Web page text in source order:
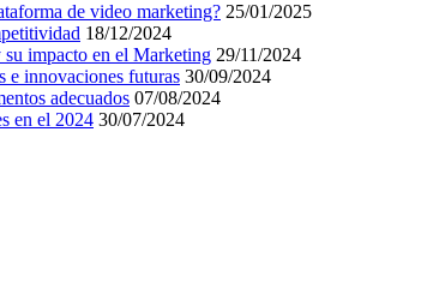
de video marketing? 25/01/2025
18/12/2024
impacto en el Marketing 29/11/2024
e innovaciones futuras 30/09/2024
adecuados 07/08/2024
en el 2024 30/07/2024